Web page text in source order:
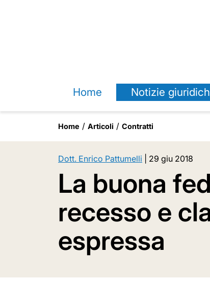
Home Notizie
Home Articoli Contratti
Dott. Enrico Pattumelli 29 giu 2018
La buona
recesso e
espressa